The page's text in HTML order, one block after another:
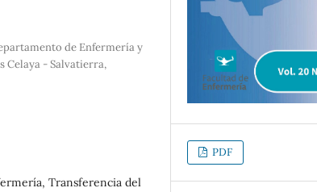
de Enfermería y
Celaya - Salvatierra,
Transferencia del
PDF